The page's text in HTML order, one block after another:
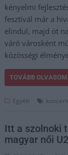
kényelmi
fesztivál már a
elindul, majd öt
váró városként
közösségi
TOVÁBB OLVASOM
Egyéb
Itt a szolnoki
magyar női